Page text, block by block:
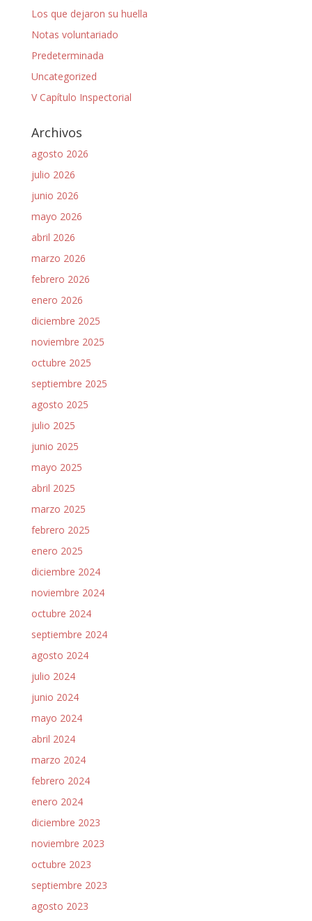
Los que dejaron su huella
Notas voluntariado
Predeterminada
Uncategorized
V Capítulo Inspectorial
Archivos
agosto 2026
julio 2026
junio 2026
mayo 2026
abril 2026
marzo 2026
febrero 2026
enero 2026
diciembre 2025
noviembre 2025
octubre 2025
septiembre 2025
agosto 2025
julio 2025
junio 2025
mayo 2025
abril 2025
marzo 2025
febrero 2025
enero 2025
diciembre 2024
noviembre 2024
octubre 2024
septiembre 2024
agosto 2024
julio 2024
junio 2024
mayo 2024
abril 2024
marzo 2024
febrero 2024
enero 2024
diciembre 2023
noviembre 2023
octubre 2023
septiembre 2023
agosto 2023